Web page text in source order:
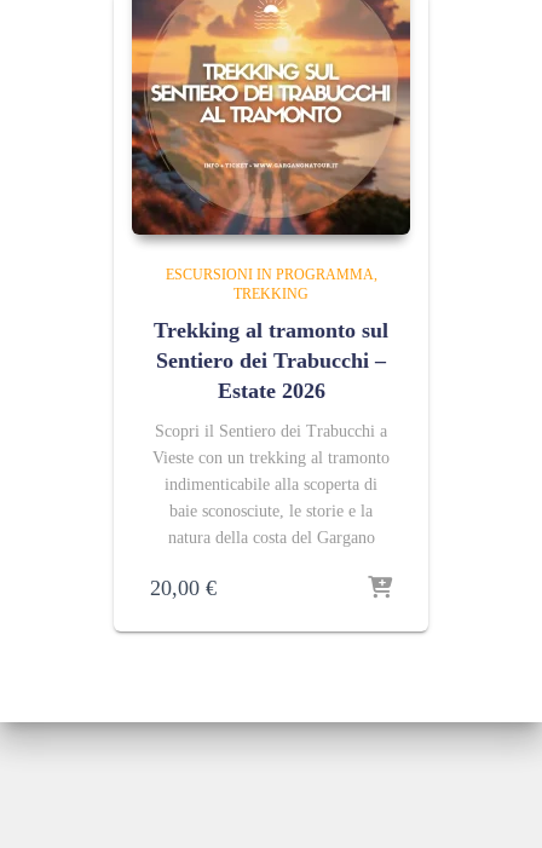
ESCURSIONI IN PROGRAMMA
TREKKING
Trekking al tramonto sul
Sentiero dei Trabucchi –
Estate 2026
Scopri il Sentiero dei Trabucchi a
Vieste con un trekking al tramonto
indimenticabile alla scoperta di
baie sconosciute, le storie e la
natura della costa del Gargano
20,00 €